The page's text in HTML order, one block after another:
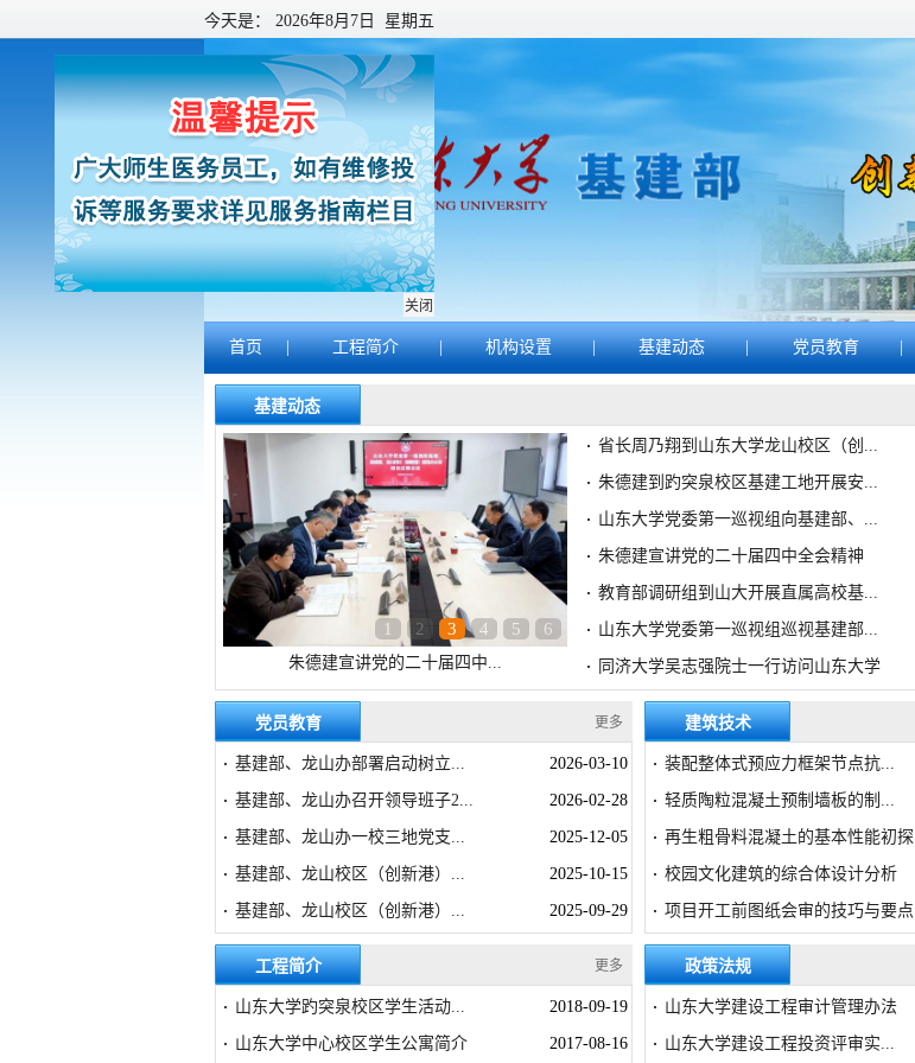
今天是： 2026年8月7日 星期五
首页 | 工程简介 | 机构设置 | 基建动态 | 党员教育 |
基建动态
1 2 3 4 5 6
朱德建宣讲党的二十届四中...
· 省长周乃翔到山东大学龙山校区（创...
· 朱德建到趵突泉校区基建工地开展安...
· 山东大学党委第一巡视组向基建部、...
· 朱德建宣讲党的二十届四中全会精神
· 教育部调研组到山大开展直属高校基...
· 山东大学党委第一巡视组巡视基建部...
· 同济大学吴志强院士一行访问山东大学
党员教育 更多
· 基建部、龙山办部署启动树立... 2026-03-10
· 基建部、龙山办召开领导班子2... 2026-02-28
· 基建部、龙山办一校三地党支... 2025-12-05
· 基建部、龙山校区（创新港）... 2025-10-15
· 基建部、龙山校区（创新港）... 2025-09-29
建筑技术
· 装配整体式预应力框架节点抗...
· 轻质陶粒混凝土预制墙板的制...
· 再生粗骨料混凝土的基本性能初探
· 校园文化建筑的综合体设计分析
· 项目开工前图纸会审的技巧与要点
工程简介 更多
· 山东大学趵突泉校区学生活动... 2018-09-19
· 山东大学中心校区学生公寓简介 2017-08-16
政策法规
· 山东大学建设工程审计管理办法
· 山东大学建设工程投资评审实...
关闭